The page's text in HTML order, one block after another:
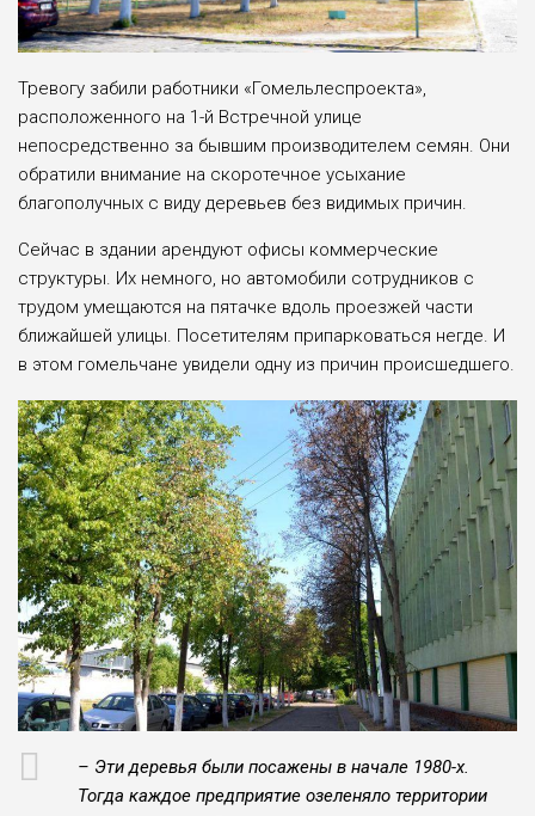
Тревогу забили работники «Гомельлеспроекта»,
расположенного на 1-й Встречной улице
непосредственно за бывшим производителем семян. Они
обратили внимание на скоротечное усыхание
благополучных с виду деревьев без видимых причин.
Сейчас в здании арендуют офисы коммерческие
структуры. Их немного, но автомобили сотрудников с
трудом умещаются на пятачке вдоль проезжей части
ближайшей улицы. Посетителям припарковаться негде. И
в этом гомельчане увидели одну из причин происшедшего.
– Эти деревья были посажены в начале 1980-х.
Тогда каждое предприятие озеленяло территории